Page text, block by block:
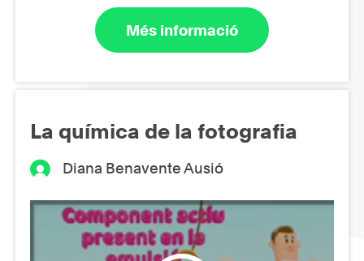
Més informació
La química de la fotografia
Diana Benavente Ausió